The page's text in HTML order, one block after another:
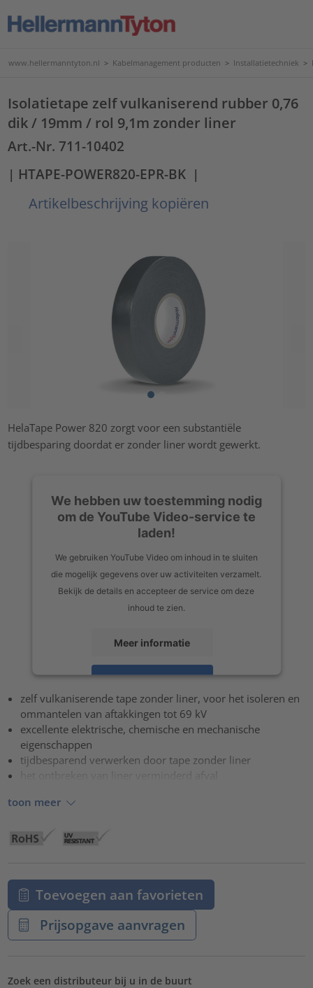
www.hellermanntyton.nl > Kabelmanagement producten > Installatietechniek >
Isolatietape zelf vulkaniserend rubber 0,76
dik / 19mm / rol 9,1m zonder liner
Art.-Nr. 711-10402
| HTAPE-POWER820-EPR-BK |
Artikelbeschrijving kopiëren
HelaTape Power 820 zorgt voor een substantiële
tijdbesparing doordat er zonder liner wordt gewerkt.
We hebben uw toestemming nodig
om de YouTube Video-service te
laden!
We gebruiken YouTube Video om inhoud in te sluiten
die mogelijk gegevens over uw activiteiten verzamelt.
Bekijk de details en accepteer de service om deze
inhoud te zien.
Meer informatie
Accepteren
powered byUsercentrics Consent Management Platform
zelf vulkaniserende tape zonder liner, voor het isoleren en
ommantelen van aftakkingen tot 69 kV
excellente elektrische, chemische en mechanische
eigenschappen
tijdbesparend verwerken door tape zonder liner
het ontbreken van liner verminderd afval
toon meer
Toevoegen aan favorieten
Prijsopgave aanvragen
Zoek een distributeur bij u in de buurt